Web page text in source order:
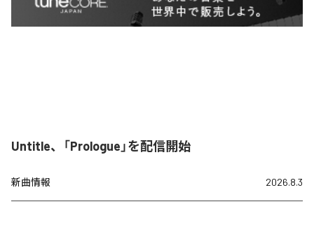
Untitle、「Prologue」を配信開始
新曲情報 2026.8.3